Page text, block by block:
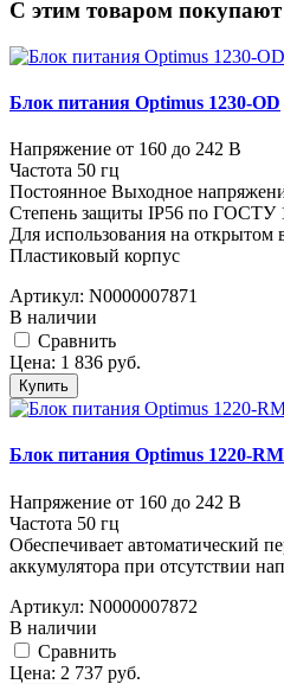
C этим товаром покупают
Блок питания Optimus 1230-OD
Напряжение от 160 до 242 В
Частота 50 гц
Постоянное Выходное
Степень защиты IP56 по ГОСТУ
Для использования на открытом
Пластиковый корпус
Артикул: N0000007871
В наличии
Cравнить
Цена: 1 836 руб.
Купить
Блок питания Optimus 1220-
Напряжение от 160 до 242 В
Частота 50 гц
Обеспечивает автоматический
аккумулятора при отсутствии
Артикул: N0000007872
В наличии
Cравнить
Цена: 2 737 руб.